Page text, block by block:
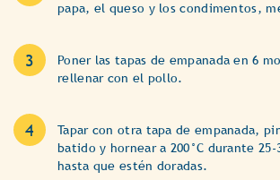
papa, el queso y los condimentos,
Poner las tapas de empanada en 6
rellenar con el pollo.
Tapar con otra tapa de empanada,
batido y hornear a 200°C durante
hasta que estén doradas.